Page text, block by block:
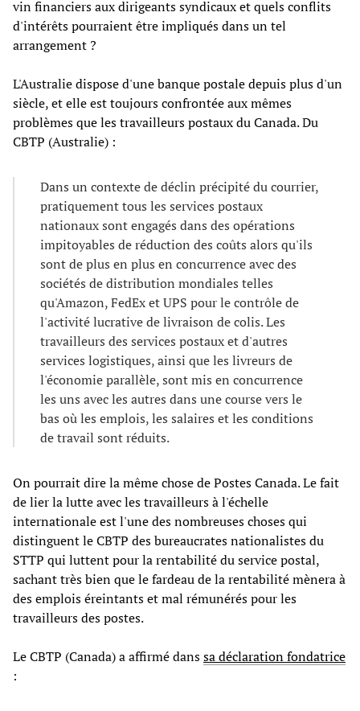
vin financiers aux dirigeants syndicaux et quels conflits
d'intérêts pourraient être impliqués dans un tel
arrangement ?
L'Australie dispose d'une banque postale depuis plus d'un
siècle, et elle est toujours confrontée aux mêmes
problèmes que les travailleurs postaux du Canada. Du
CBTP (Australie) :
Dans un contexte de déclin précipité du courrier,
pratiquement tous les services postaux
nationaux sont engagés dans des opérations
impitoyables de réduction des coûts alors qu'ils
sont de plus en plus en concurrence avec des
sociétés de distribution mondiales telles
qu'Amazon, FedEx et UPS pour le contrôle de
l'activité lucrative de livraison de colis. Les
travailleurs des services postaux et d'autres
services logistiques, ainsi que les livreurs de
l'économie parallèle, sont mis en concurrence
les uns avec les autres dans une course vers le
bas où les emplois, les salaires et les conditions
de travail sont réduits.
On pourrait dire la même chose de Postes Canada. Le fait
de lier la lutte avec les travailleurs à l'échelle
internationale est l'une des nombreuses choses qui
distinguent le CBTP des bureaucrates nationalistes du
STTP qui luttent pour la rentabilité du service postal,
sachant très bien que le fardeau de la rentabilité mènera à
des emplois éreintants et mal rémunérés pour les
travailleurs des postes.
Le CBTP (Canada) a affirmé danssa déclaration fondatrice
: